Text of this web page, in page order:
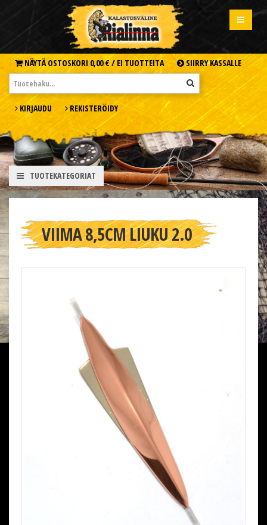
NÄYTÄ OSTOSKORI 0,00 € / EI TUOTTEITA SIIRRY KASSALLE
KIRJAUDU REKISTERÖIDY
TUOTEKATEGORIAT
VIIMA 8,5CM LIUKU 2.0